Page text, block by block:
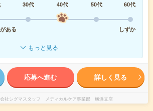
30代 40代 50代
60代
ある
しずか
もっと見る
応募へ進む 詳しく見る
社シグマスタッフ メディカルケア事業部 横浜支店